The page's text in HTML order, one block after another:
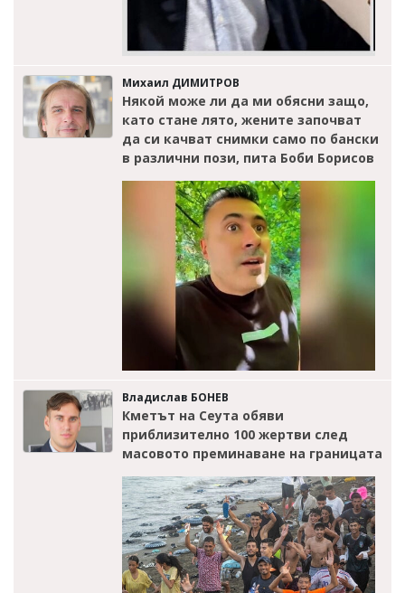
Михаил ДИМИТРОВ
Някой може ли да ми обясни защо,
като стане лято, жените започват
да си качват снимки само по бански
в различни пози, пита Боби Борисов
Владислав БОНЕВ
Кметът на Сеута обяви
приблизително 100 жертви след
масовото преминаване на границата